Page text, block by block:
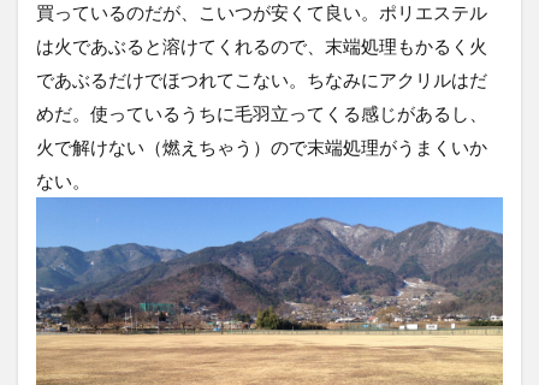
買っているのだが、こいつが安くて良い。ポリエステル
は火であぶると溶けてくれるので、末端処理もかるく火
であぶるだけでほつれてこない。ちなみにアクリルはだ
めだ。使っているうちに毛羽立ってくる感じがあるし、
火で解けない（燃えちゃう）ので末端処理がうまくいか
ない。